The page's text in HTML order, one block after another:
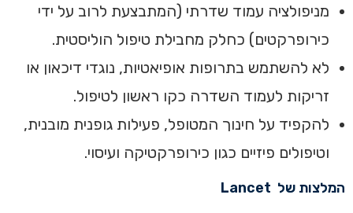
מניפולציה עמוד שדרתי (המתבצעת לרוב על ידי
כירופרקטים) כחלק מחבילת טיפול הוליסטית.
לא להשתמש בתרופות אופיאטיות, נוגדי דיכאון או
זריקות לעמוד השדרה כקו ראשון לטיפול.
להקפיד על חינוך המטופל, פעילות גופנית מובנית,
וטיפולים פיזיים כגון כירופרקטיקה ועיסוי.
המלצות של Lancet